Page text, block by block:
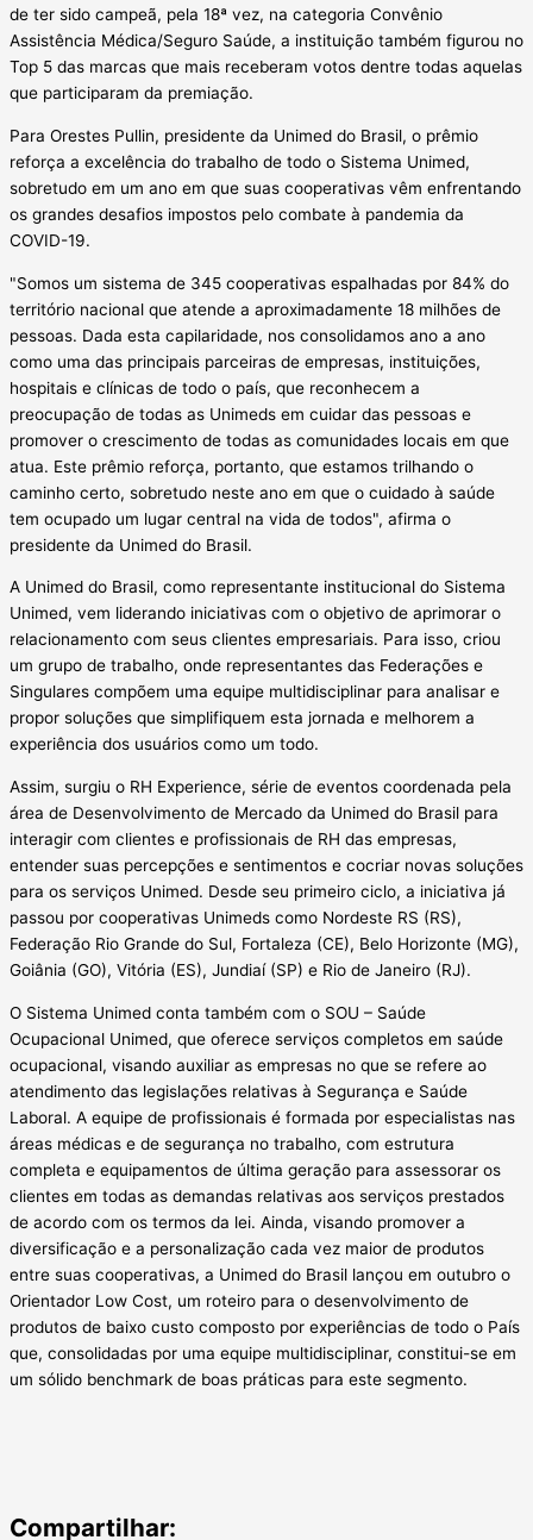
de ter sido campeã, pela 18ª vez, na categoria Convênio
Assistência Médica/Seguro Saúde, a instituição também figurou no
Top 5 das marcas que mais receberam votos dentre todas aquelas
que participaram da premiação.
Para Orestes Pullin, presidente da Unimed do Brasil, o prêmio
reforça a excelência do trabalho de todo o Sistema Unimed,
sobretudo em um ano em que suas cooperativas vêm enfrentando
os grandes desafios impostos pelo combate à pandemia da
COVID-19.
"Somos um sistema de 345 cooperativas espalhadas por 84% do
território nacional que atende a aproximadamente 18 milhões de
pessoas. Dada esta capilaridade, nos consolidamos ano a ano
como uma das principais parceiras de empresas, instituições,
hospitais e clínicas de todo o país, que reconhecem a
preocupação de todas as Unimeds em cuidar das pessoas e
promover o crescimento de todas as comunidades locais em que
atua. Este prêmio reforça, portanto, que estamos trilhando o
caminho certo, sobretudo neste ano em que o cuidado à saúde
tem ocupado um lugar central na vida de todos", afirma o
presidente da Unimed do Brasil.
A Unimed do Brasil, como representante institucional do Sistema
Unimed, vem liderando iniciativas com o objetivo de aprimorar o
relacionamento com seus clientes empresariais. Para isso, criou
um grupo de trabalho, onde representantes das Federações e
Singulares compõem uma equipe multidisciplinar para analisar e
propor soluções que simplifiquem esta jornada e melhorem a
experiência dos usuários como um todo.
Assim, surgiu o RH Experience, série de eventos coordenada pela
área de Desenvolvimento de Mercado da Unimed do Brasil para
interagir com clientes e profissionais de RH das empresas,
entender suas percepções e sentimentos e cocriar novas soluções
para os serviços Unimed. Desde seu primeiro ciclo, a iniciativa já
passou por cooperativas Unimeds como Nordeste RS (RS),
Federação Rio Grande do Sul, Fortaleza (CE), Belo Horizonte (MG),
Goiânia (GO), Vitória (ES), Jundiaí (SP) e Rio de Janeiro (RJ).
O Sistema Unimed conta também com o SOU – Saúde
Ocupacional Unimed, que oferece serviços completos em saúde
ocupacional, visando auxiliar as empresas no que se refere ao
atendimento das legislações relativas à Segurança e Saúde
Laboral. A equipe de profissionais é formada por especialistas nas
áreas médicas e de segurança no trabalho, com estrutura
completa e equipamentos de última geração para assessorar os
clientes em todas as demandas relativas aos serviços prestados
de acordo com os termos da lei. Ainda, visando promover a
diversificação e a personalização cada vez maior de produtos
entre suas cooperativas, a Unimed do Brasil lançou em outubro o
Orientador Low Cost, um roteiro para o desenvolvimento de
produtos de baixo custo composto por experiências de todo o País
que, consolidadas por uma equipe multidisciplinar, constitui-se em
um sólido benchmark de boas práticas para este segmento.
Compartilhar: